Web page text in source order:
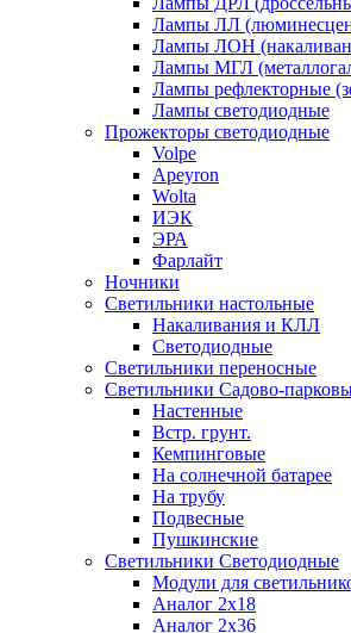
Лампы ЛЛ
Лампы ЛОН
Лампы МГЛ
Лампы рефлекторные
Лампы светодиодные
Прожекторы светодиодные
Volpe
Apeyron
Wolta
ИЭК
ЭРА
Фарлайт
Ночники
Светильники настольные
Накаливания и КЛЛ
Светодиодные
Светильники переносные
Светильники Садово-
Настенные
Встр. грунт.
Кемпинговые
На солнечной батарее
На трубу
Подвесные
Пушкинские
Светильники Светодиодные
Модули для
Аналог 2х18
Аналог 2х36